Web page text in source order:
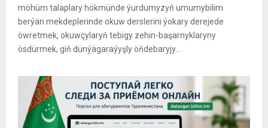
möhüm talaplary hökmünde ýurdumyzyň umumybilim
berýän mekdeplerinde okuw derslerini ýokary derejede
öwretmek, okuwçylaryň tebigy zehin-başarnyklaryny
ösdürmek, giň dünýägaraýyşly öňdebaryjy...